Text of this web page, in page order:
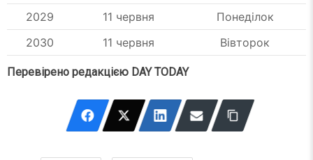
2029
11 червня
Понеділок
2030
11 червня Вівторок
Перевірено редакцією DAY TODAY